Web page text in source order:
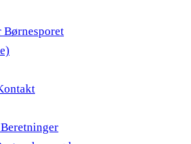
Børnesporet